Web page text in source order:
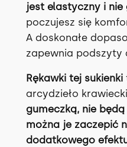
jest elastyczny i nie
poczujesz się
A doskonałe
zapewnia podszyty
Rękawki tej sukienki
arcydzieło
gumeczką, nie
można je zaczepić
dodatkowego